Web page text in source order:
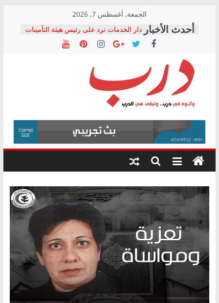
content
الجمعة, أغسطس 7, 2026
دار الخدمات ترد على رئيس هيئة التأمينات
بعد مؤتمره الصحفي: إنكار الأزمة لا ينهي
معاناة أصحاب المعاشات.. ونطالب بكشف
فرحات سليمان يكتب: القطاع الصحي إلى
أين؟
حزب التحالف الشعبي يطلق لجنة “الحق
في الصحة” بالإسكندرية لرصد الانتهاكات
ودعم المرضى
الوزاري لمدينة الصحفيين.. وانتهاء أعمال
إنشاء المبنى الإداري
المجلس القومي لحقوق الإنسان يعلن
متابعة قضية الدكتور محمد زهران.. ويؤكد:
قرينة البراءة وضمانات المحاكمة العادلة
درب
وأتوه
درب..
وتبقى
هي